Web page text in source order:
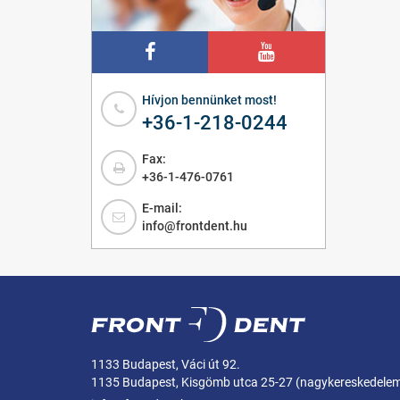
Hívjon bennünket most!
+36-1-218-0244
Fax:
+36-1-476-0761
E-mail:
info@frontdent.hu
1133 Budapest, Váci út 92.
1135 Budapest, Kisgömb utca 25-27